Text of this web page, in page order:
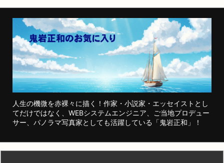
人生の機微を赤裸々に描く！作家・小説家・エッセイストとし
てだけではなく、WEBシステムエンジニア、ご当地プロデュー
サー、パノラマ写真家としても活躍している「鬼岩正和」！